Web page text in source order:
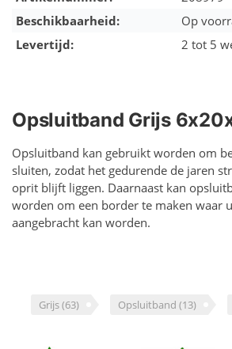
Beschikbaarheid:
Op
Levertijd:
2 tot 5
Opsluitband Grijs
Opsluitband kan gebruikt worden om
sluiten, zodat het gedurende de jaren
oprit blijft liggen. Daarnaast kan
worden om een border te maken waar
aangebracht kan worden.
Grijs(63) Opsluitband (13)